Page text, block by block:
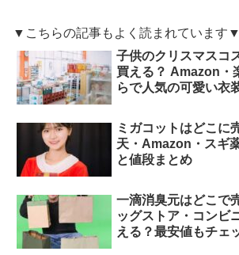
▼こちらの記事もよく読まれています▼
子供のクリスマスコ
買える？ Amazon・
らで人気の可愛い衣
ミガコットはどこに
天・Amazon・スギ
と値段まとめ
一滴消臭元はどこで
ッグストア・コンビ
える？最安値もチェ